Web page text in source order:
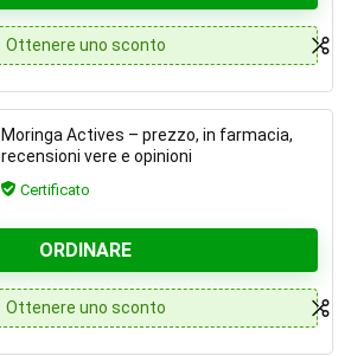
Ottenere uno sconto
Moringa Actives – prezzo, in farmacia,
recensioni vere e opinioni
Certificato
ORDINARE
Ottenere uno sconto